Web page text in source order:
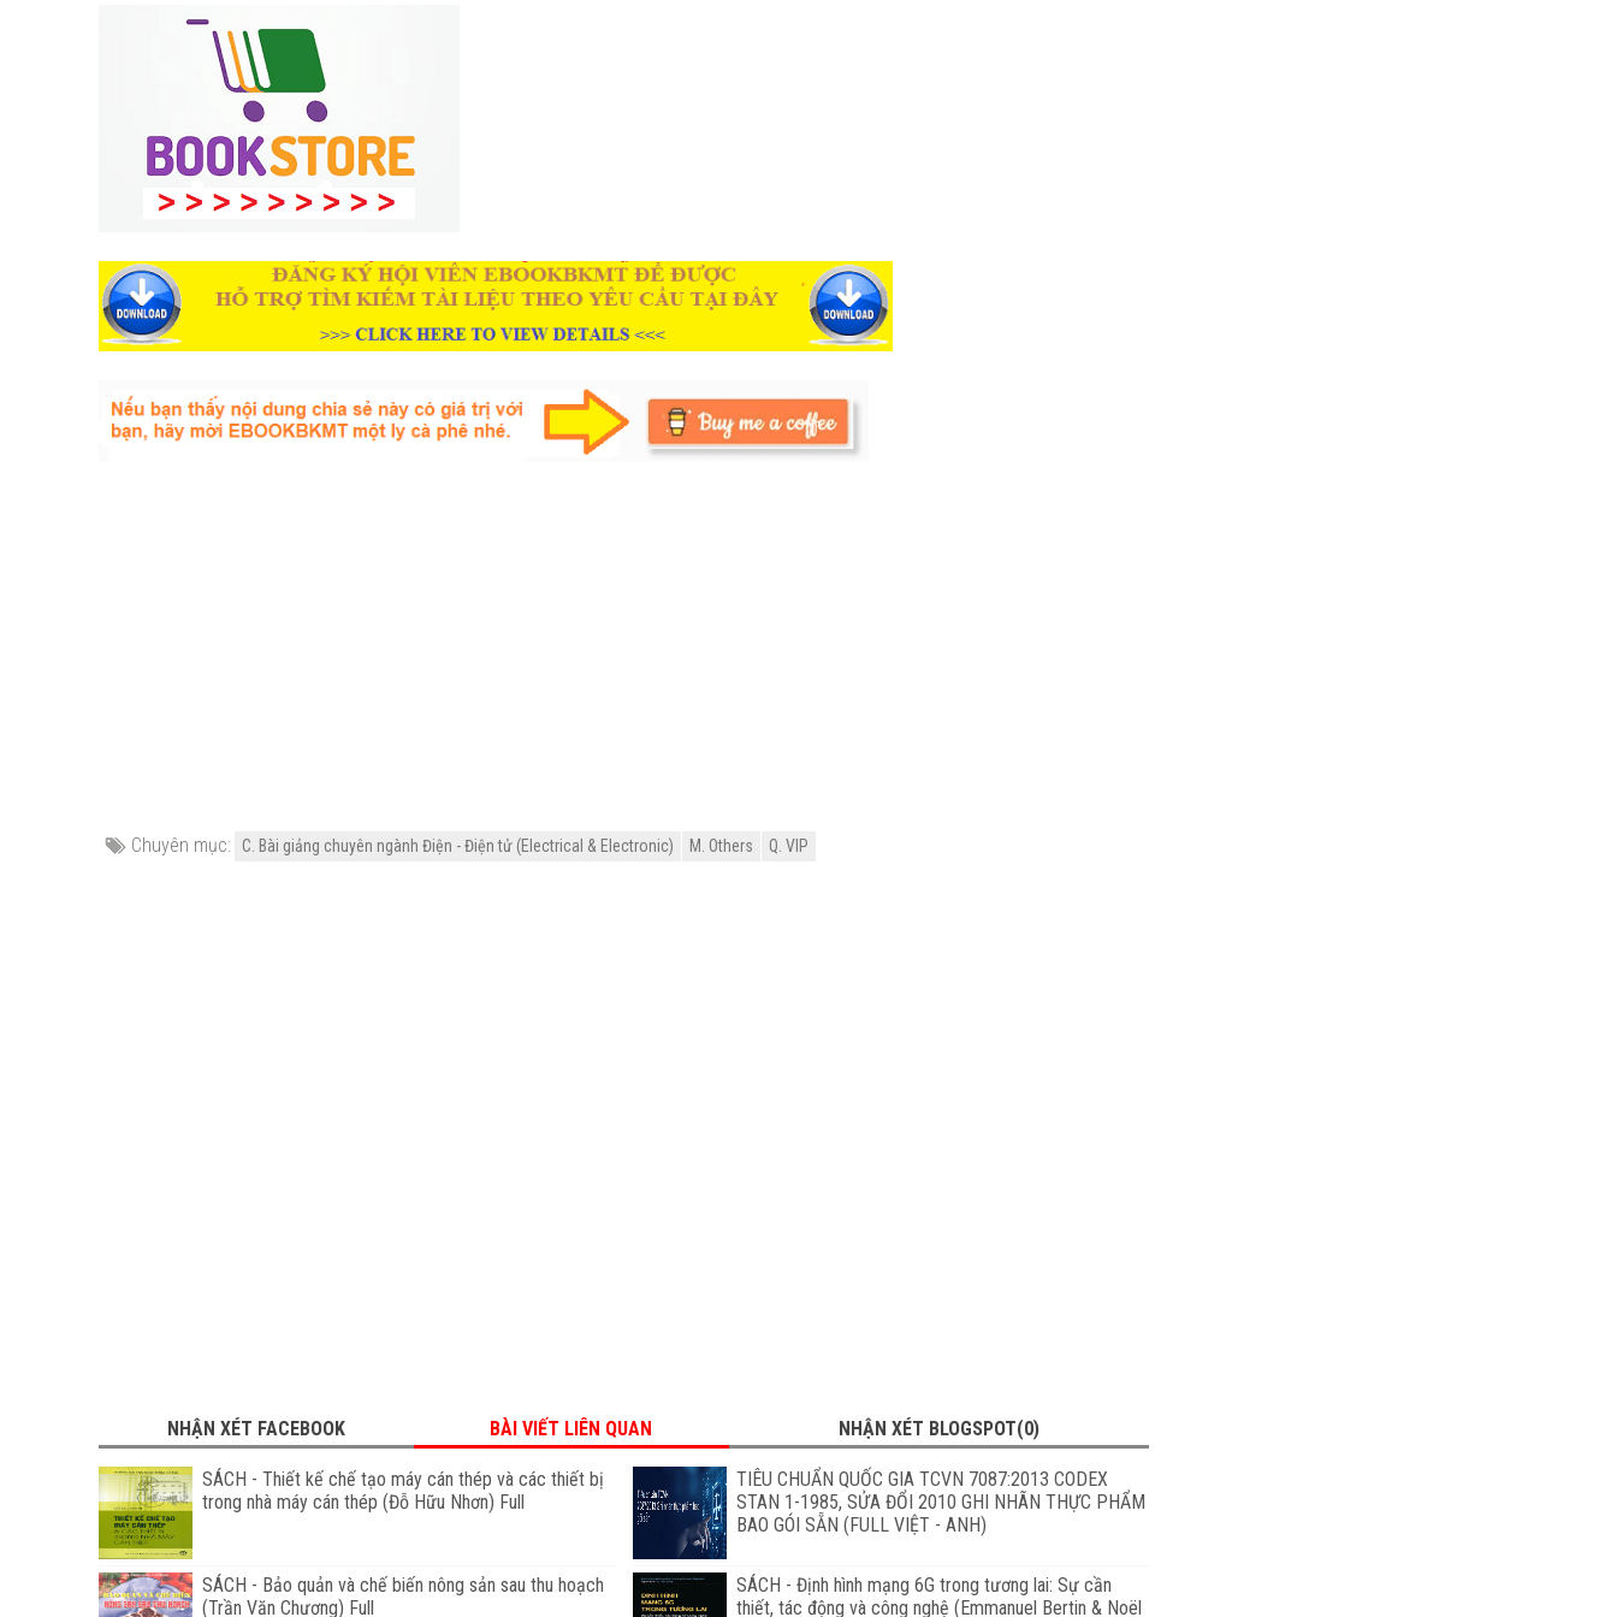
Chuyên mục: C. Bài giảng chuyên ngành Điện - Điện tử (Electrical & Electronic) M. Others Q. VIP
NHẬN XÉT FACEBOOK BÀI VIẾT LIÊN QUAN NHẬN XÉT BLOGSPOT(0)
SÁCH - Thiết kế chế tạo máy cán thép và các thiết bị
trong nhà máy cán thép (Đỗ Hữu Nhơn) Full
TIÊU CHUẨN QUỐC GIA TCVN 7087:2013 CODEX
STAN 1-1985, SỬA ĐỔI 2010 GHI NHÃN THỰC PHẨM
BAO GÓI SẴN (FULL VIỆT - ANH)
SÁCH - Bảo quản và chế biến nông sản sau thu hoạch
(Trần Văn Chương) Full
SÁCH - Định hình mạng 6G trong tương lai: Sự cần
thiết, tác động và công nghệ (Emmanuel Bertin & Noël